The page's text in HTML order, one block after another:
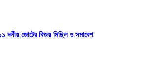
দলীয় জোটের বিজয় মিছিল ও সমাবেশ